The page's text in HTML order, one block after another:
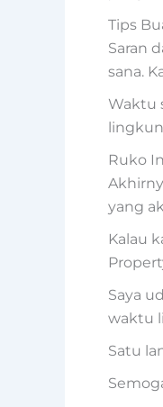
Tips
Saran
sana.
Waktu
Ruko
yang
Kalau
Saya
waktu
Satu